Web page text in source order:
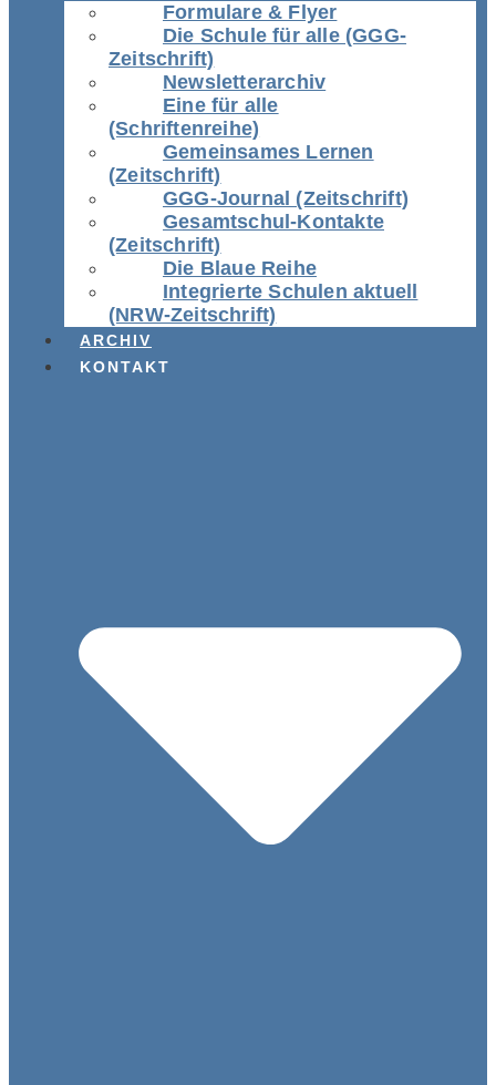
Formulare & Flyer
Die Schule für alle (GGG-
Zeitschrift)
Newsletterarchiv
Eine für alle
(Schriftenreihe)
Gemeinsames Lernen
(Zeitschrift)
GGG-Journal (Zeitschrift)
Gesamtschul-Kontakte
(Zeitschrift)
Die Blaue Reihe
Integrierte Schulen aktuell
(NRW-Zeitschrift)
ARCHIV
KONTAKT